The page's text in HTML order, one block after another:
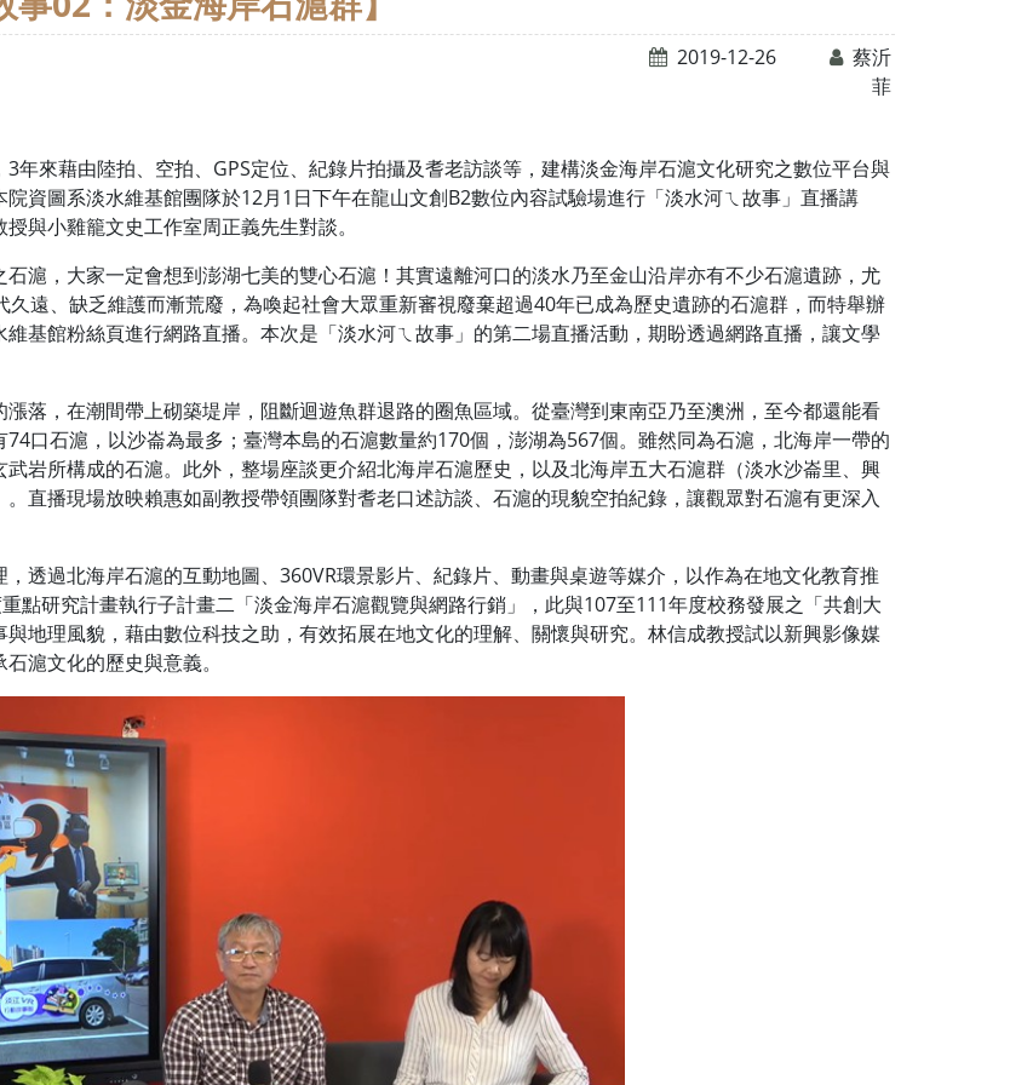
2019-12-26
蔡沂
菲
年來藉由陸拍、空拍、GPS定位、紀錄片拍攝及耆老訪談等，建構淡金海岸石滬文化研究之數位平台與
資圖系淡水維基館團隊於12月1日下午在龍山文創B2數位內容試驗場進行「淡水河ㄟ故事」直播講
與小雞籠文史工作室周正義先生對談。
滬，大家一定會想到澎湖七美的雙心石滬！其實遠離河口的淡水乃至金山沿岸亦有不少石滬遺跡，尤
遠、缺乏維護而漸荒廢，為喚起社會大眾重新審視廢棄超過40年已成為歷史遺跡的石滬群，而特舉辦
基館粉絲頁進行網路直播。本次是「淡水河ㄟ故事」的第二場直播活動，期盼透過網路直播，讓文學
落，在潮間帶上砌築堤岸，阻斷迴遊魚群退路的圈魚區域。從臺灣到東南亞乃至澳洲，至今都還能看
口石滬，以沙崙為最多；臺灣本島的石滬數量約170個，澎湖為567個。雖然同為石滬，北海岸一帶的
岩所構成的石滬。此外，整場座談更介紹北海岸石滬歷史，以及北海岸五大石滬群（淡水沙崙里、興
直播現場放映賴惠如副教授帶領團隊對耆老口述訪談、石滬的現貌空拍紀錄，讓觀眾對石滬有更深入
透過北海岸石滬的互動地圖、360VR環景影片、紀錄片、動畫與桌遊等媒介，以作為在地文化教育推
點研究計畫執行子計畫二「淡金海岸石滬觀覽與網路行銷」，此與107至111年度校務發展之「共創大
地理風貌，藉由數位科技之助，有效拓展在地文化的理解、關懷與研究。林信成教授試以新興影像媒
滬文化的歷史與意義。